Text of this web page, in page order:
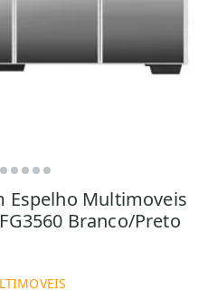
Espelho Multimoveis
Branco/Preto